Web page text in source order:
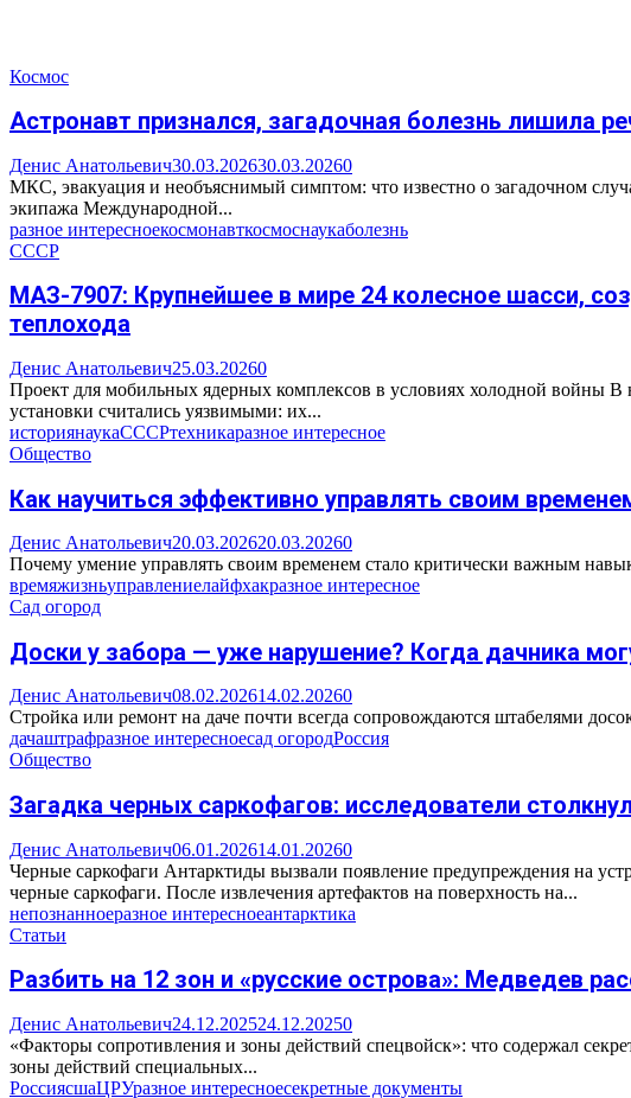
Космос
Астронавт признался, загадочная болезнь лишила
Денис Анатольевич30.03.202630.03.20260
МКС, эвакуация и необъяснимый симптом: что известно о загадочном
экипажа Международной...
разное интересноекосмонавткосмоснаукаболезнь
СССР
МАЗ-7907: Крупнейшее в мире 24 колесное шасси,
теплохода
Денис Анатольевич25.03.20260
Проект для мобильных ядерных комплексов в условиях холодной войны
установки считались уязвимыми: их...
историянаукаСССРтехникаразное интересное
Общество
Как научиться эффективно управлять своим
Денис Анатольевич20.03.202620.03.20260
Почему умение управлять своим временем стало критически важным
времяжизньуправлениелайфхакразное интересное
Сад огород
Доски у забора — уже нарушение? Когда дачника
Денис Анатольевич08.02.202614.02.20260
Стройка или ремонт на даче почти всегда сопровождаются штабелями
дачаштрафразное интересноесад огородРоссия
Общество
Загадка черных саркофагов: исследователи
Денис Анатольевич06.01.202614.01.20260
Черные саркофаги Антарктиды вызвали появление предупреждения на
черные саркофаги. После извлечения артефактов на поверхность на...
непознанноеразное интересноеантарктика
Статьи
Разбить на 12 зон и «русские острова»: Медведев
Денис Анатольевич24.12.202524.12.20250
«Факторы сопротивления и зоны действий спецвойск»: что содержал
зоны действий специальных...
РоссиясшаЦРУразное интересноесекретные документы